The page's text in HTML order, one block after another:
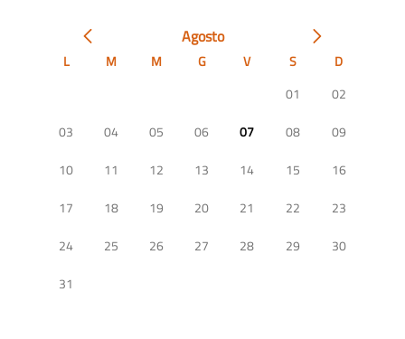
Agosto
L M M G V S
D
01
02
03
04 05 06 07 08
09
10
11 12 13 14 15
16
17
18 19 20 21 22
23
24
25 26 27 28 29
30
31